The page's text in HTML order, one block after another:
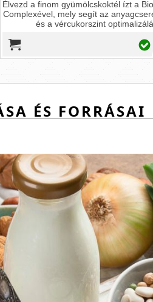
Élvezd a finom gyümölcskoktél ízt a
Complexével, mely segít az
és a vércukorszint
ÉS FORRÁSAI